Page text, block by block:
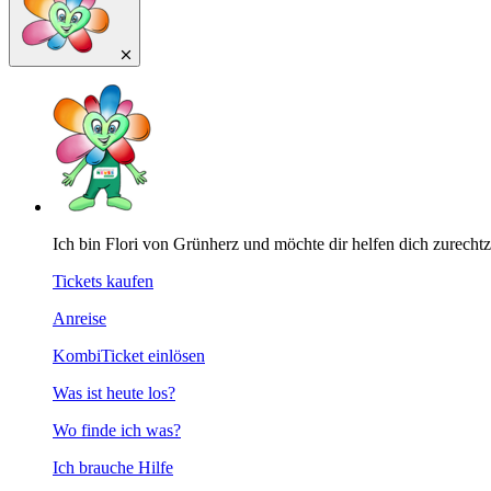
Ich bin Flori von Grünherz und möchte dir helfen dich
Tickets kaufen
Anreise
KombiTicket einlösen
Was ist heute los?
Wo finde ich was?
Ich brauche Hilfe